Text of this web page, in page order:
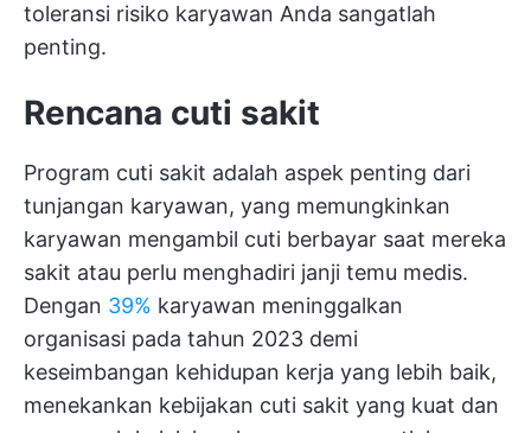
toleransi risiko karyawan Anda sangatlah
penting.
Rencana cuti sakit
Program cuti sakit adalah aspek penting dari
tunjangan karyawan, yang memungkinkan
karyawan mengambil cuti berbayar saat mereka
sakit atau perlu menghadiri janji temu medis.
Dengan 39% karyawan meninggalkan
organisasi pada tahun 2023 demi
keseimbangan kehidupan kerja yang lebih baik,
menekankan kebijakan cuti sakit yang kuat dan